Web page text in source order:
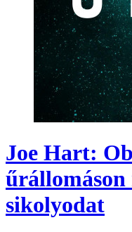
Joe Hart:
sikolyodat